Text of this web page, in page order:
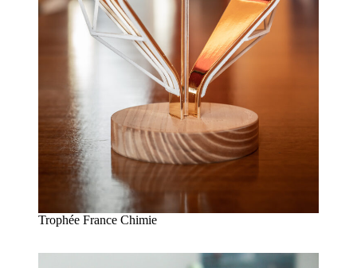
Trophée France Chimie